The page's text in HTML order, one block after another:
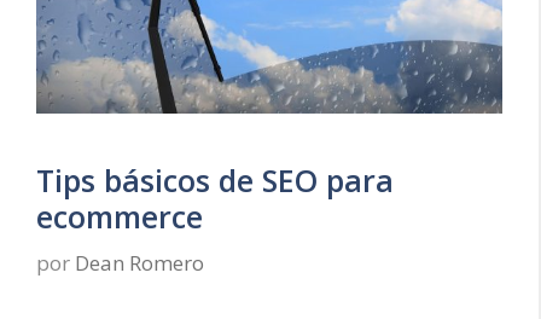
Tips básicos de SEO para
ecommerce
por Dean Romero